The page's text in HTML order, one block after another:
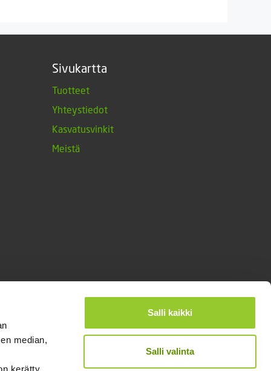
median,
Salli kaikki
Salli valinta
Sivukartta
Tuotteet
Yhteystiedot
Kasvatusvinkit
Meistä